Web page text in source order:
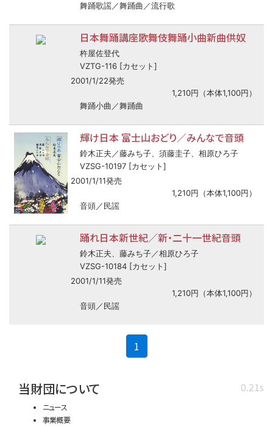
舞踊歌謡／舞踊曲／流行歌
日本舞踊講座歌舞伎舞踊小曲新曲供奴
杵屋佐登代
VZTG-116 [カセット]
2001/1/22発売
1,210円（本体1,100円）
舞踊小曲／舞踊曲
輝け日本 富士山おどり／みんなで音頭
鈴木正夫／藤みち子、須藤圭子、相原ひろ子
VZSG-10197 [カセット]
2001/1/11発売
1,210円（本体1,100円）
音頭／民謡
踊れ日本新世紀／新・二十一世紀音頭
鈴木正夫、藤みち子／相原ひろ子
VZSG-10184 [カセット]
2001/1/11発売
1,210円（本体1,100円）
音頭／民謡
1
0.21s
当財団について
ニュース
事業概要